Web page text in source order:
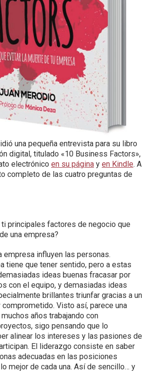
una pequeña entrevista para su libro
digital, titulado «10 Business Factors»,
electrónico en su página y en Kindle. A
completo de las cuatro preguntas de
ti principales factores de negocio que
una empresa?
empresa influyen las personas.
tiene que tener sentido, pero a estas
ideas buenas fracasar por
con el equipo, y demasiadas ideas
brillantes triunfar gracias a un
Visto así, parece una
años trabajando con
sigo pensando que lo
alinear los intereses y las pasiones de
El liderazgo consiste en saber
adecuadas en las posiciones
mejor de cada una. Así de sencillo… y